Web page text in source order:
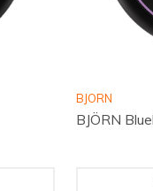
BJORN
BJÖRN